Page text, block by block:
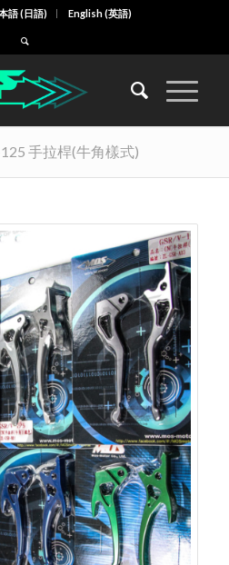
語(日語) English(英語)
手拉桿(牛角樣式)